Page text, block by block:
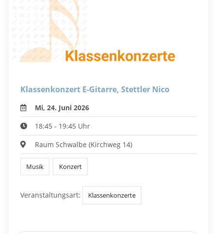
Klassenkonzert E-Gitarre, Stettler Nico
Mi, 24. Juni 2026
18:45 - 19:45 Uhr
Raum Schwalbe (Kirchweg 14)
Musik Konzert
Veranstaltungsart: Klassenkonzerte